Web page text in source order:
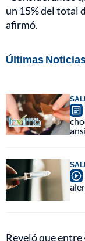
un 15% del total
afirmó.
Últimas
Reveló que